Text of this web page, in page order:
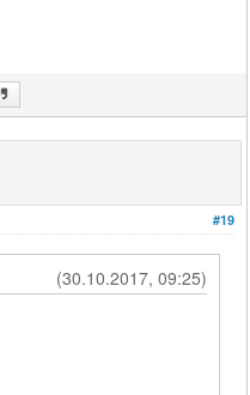
#19
(30.10.2017, 09:25)